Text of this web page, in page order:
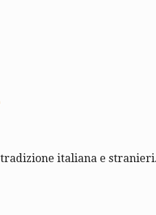
italiana e stranieri.